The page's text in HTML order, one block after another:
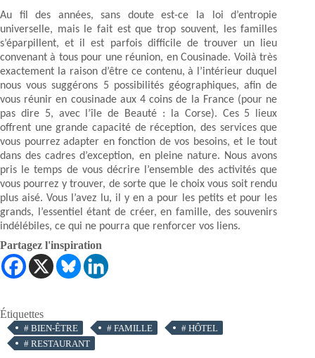
Au fil des années, sans doute est-ce la loi d’entropie
universelle, mais le fait est que trop souvent, les familles
s’éparpillent, et il est parfois difficile de trouver un lieu
convenant à tous pour une réunion, en Cousinade. Voilà très
exactement la raison d’être ce contenu, à l’intérieur duquel
nous vous suggérons 5 possibilités géographiques, afin de
vous réunir en cousinade aux 4 coins de la France (pour ne
pas dire 5, avec l’île de Beauté : la Corse). Ces 5 lieux
offrent une grande capacité de réception, des services que
vous pourrez adapter en fonction de vos besoins, et le tout
dans des cadres d’exception, en pleine nature. Nous avons
pris le temps de vous décrire l’ensemble des activités que
vous pourrez y trouver, de sorte que le choix vous soit rendu
plus aisé. Vous l’avez lu, il y en a pour les petits et pour les
grands, l’essentiel étant de créer, en famille, des souvenirs
indélébiles, ce qui ne pourra que renforcer vos liens.
Partagez l'inspiration
Étiquettes
# BIEN-ÊTRE # FAMILLE # HÔTEL
# RESTAURANT